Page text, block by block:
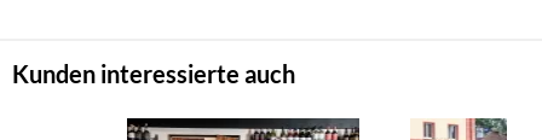
Kunden interessierte auch